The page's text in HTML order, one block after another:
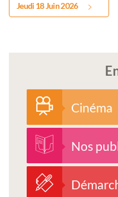
Jeudi 18 Juin 2026
Cinéma
Nos